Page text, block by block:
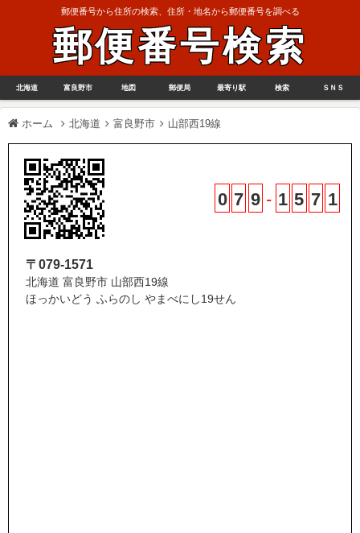
郵便番号から住所の検索、住所・地名から郵便番号を調べる
郵便番号検索
北海道 富良野市 地図 郵便局 最寄り駅 検索 ＳＮＳ
ホーム 北海道 富良野市 山部西19線
0 7 9 - 1 5 7 1
〒079-1571
北海道 富良野市 山部西19線
ほっかいどう ふらのし やまべにし19せん